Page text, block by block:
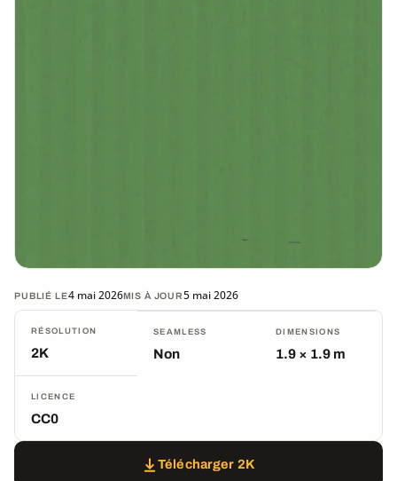
PUBLIÉ LE4 mai 2026MIS À JOUR5 mai 2026
RÉSOLUTION
2K
SEAMLESS
Non
DIMENSIONS
1.9 × 1.9 m
LICENCE
CC0
Télécharger 2K